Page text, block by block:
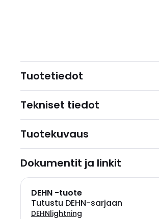
Tuotetiedot
Tekniset tiedot
Tuotekuvaus
Dokumentit ja linkit
DEHN -tuote
Tutustu DEHN-sarjaan
DEHNlightning